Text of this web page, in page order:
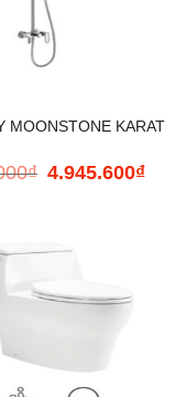
MOONSTONE KARAT
₫ Giá
4.945.600₫Giá